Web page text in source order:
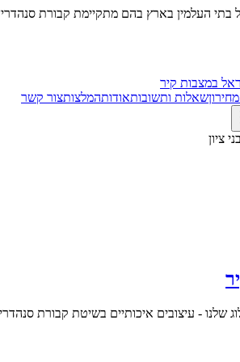
בתי העלמין בארץ בהם מתקיימת קבורת
במצבות קיר
מחירוןשאלות ותשובותאודותהמלצותצור קשר
בני ציון
שלנו - עיצובים איכותיים בשיטת קבורת